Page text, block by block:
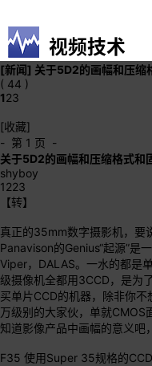
视频技术
[新闻] 关于5D2的画幅和压缩
( 44 )
123
[收藏]
- 第 1 页 -
关于5D2的画幅和压缩格式和
shyboy
1223
【转】
真正的35mm数字摄影机，要
Panavison的Genius“起源”是
Viper，DALAS。一水的都是
级摄像机全都用3CCD，是为
买单片CCD的机器，除非你
万级别的大家伙，单就
知道影像产品中画幅的意义吧
F35 使用Super 35规格的